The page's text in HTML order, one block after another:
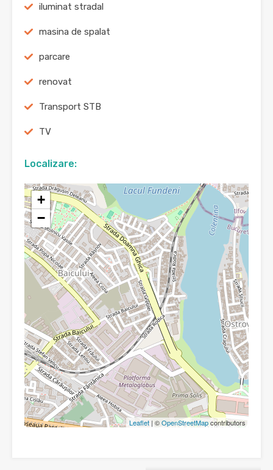
iluminat stradal
masina de spalat
parcare
renovat
Transport STB
TV
Localizare:
+
−
Leaflet | ©OpenStreetMapcontributors